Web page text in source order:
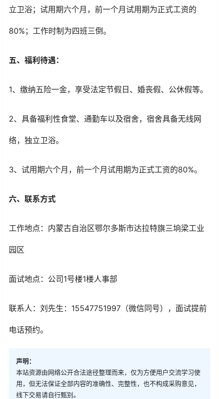
立卫浴；试用期六个月，前一个月试用期为正式工资的
80%； 工作时制 为四班三倒。
五、福利待遇：
1、缴纳五险一金，享受法定节假日、婚丧假、公休假等。
2、具备福利性食堂、通勤车以及宿舍，宿舍具备无线网
络，独立卫浴。
3、试用期六个月，前一个月试用期为正式工资的80%。
六、联系方式
工作地点：内蒙古自治区鄂尔多斯市达拉特旗三垧梁工业
园区
面试地点：公司1号楼1楼人事部
联系人：刘先生：15547751997（微信同号），面试提前
电话预约。
声明：
本站资源由网络公开合法途径整理而来，仅为方便用户交流学习使
用，但无法保证全部内容的准确性、完整性，也不构成采购意见，
线下交易请自行甄别。